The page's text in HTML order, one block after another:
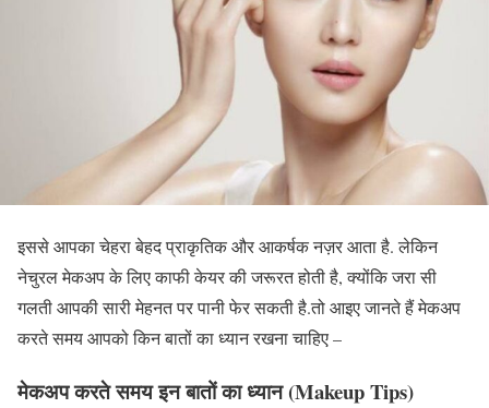
इससे आपका चेहरा बेहद प्राकृतिक और आकर्षक नज़र आता है. लेकिन
नेचुरल मेकअप के लिए काफी केयर की जरूरत होती है, क्योंकि जरा सी
गलती आपकी सारी मेहनत पर पानी फेर सकती है.तो आइए जानते हैं मेकअप
करते समय आपको किन बातों का ध्यान रखना चाहिए –
मेकअप करते समय इन बातों का ध्यान (Makeup Tips)